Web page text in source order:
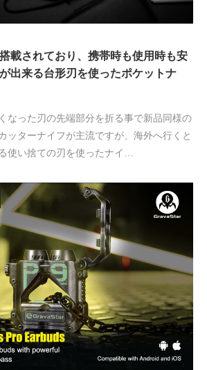
載されており、携帯時も使用時も安
出来る台形刃を使ったポケットナ
なった刃の先端部分を折る事で新品同様の
ッターナイフが主流ですが、海外へ行くと
使い捨ての刃を使ったナイ…